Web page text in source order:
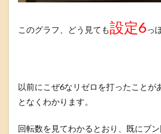
このグラフ、どう見ても設定6っ
以前にこぜ6なリゼロを打ったことが
となくわかります。
回転数を見てわかるとおり、既にブ